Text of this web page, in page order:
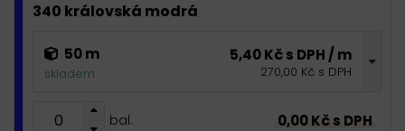
340 královská modrá
50 m
skladem
5,40 Kč s DPH / m
270,00 Kč s DPH
bal. 0,00 Kč s DPH